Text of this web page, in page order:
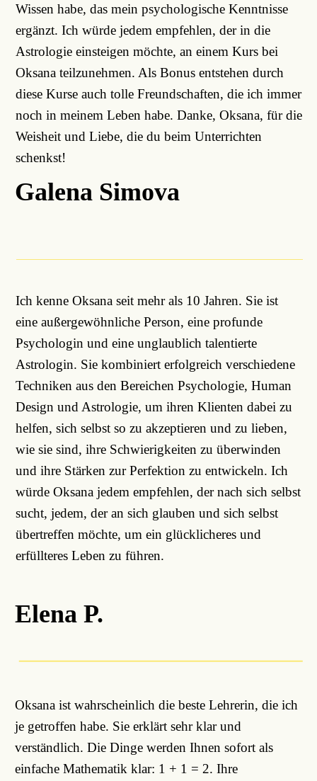
Wissen habe, das mein psychologische Kenntnisse
ergänzt. Ich würde jedem empfehlen, der in die
Astrologie einsteigen möchte, an einem Kurs bei
Oksana teilzunehmen. Als Bonus entstehen durch
diese Kurse auch tolle Freundschaften, die ich immer
noch in meinem Leben habe. Danke, Oksana, für die
Weisheit und Liebe, die du beim Unterrichten
schenkst!
Galena Simova
Ich kenne Oksana seit mehr als 10 Jahren. Sie ist
eine außergewöhnliche Person, eine profunde
Psychologin und eine unglaublich talentierte
Astrologin. Sie kombiniert erfolgreich verschiedene
Techniken aus den Bereichen Psychologie, Human
Design und Astrologie, um ihren Klienten dabei zu
helfen, sich selbst so zu akzeptieren und zu lieben,
wie sie sind, ihre Schwierigkeiten zu überwinden
und ihre Stärken zur Perfektion zu entwickeln. Ich
würde Oksana jedem empfehlen, der nach sich selbst
sucht, jedem, der an sich glauben und sich selbst
übertreffen möchte, um ein glücklicheres und
erfüllteres Leben zu führen.
Oksana ist wahrscheinlich die beste Lehrerin, die ich
je getroffen habe. Sie erklärt sehr klar und
verständlich. Die Dinge werden Ihnen sofort als
einfache Mathematik klar: 1 + 1 = 2. Ihre
Elena P.